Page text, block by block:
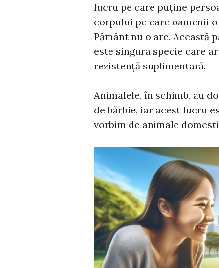
lucru pe care puține
corpului pe care oamenii
Pământ nu o are. Această
este singura specie care
rezistență suplimentară.
Animalele, în schimb, au
de bărbie, iar acest lucru
vorbim de animale